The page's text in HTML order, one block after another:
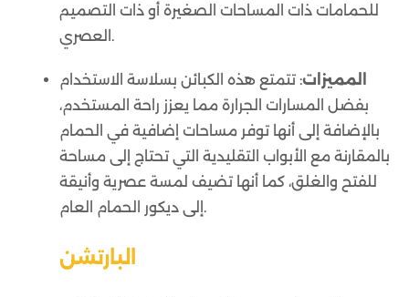
للحمامات ذات المساحات الصغيرة أو ذات التصميم
العصري.
المميزات: تتمتع هذه الكبائن بسلاسة الاستخدام
بفضل المسارات الجرارة مما يعزز راحة المستخدم،
بالإضافة إلى أنها توفر مساحات إضافية في الحمام
بالمقارنة مع الأبواب التقليدية التي تحتاج إلى مساحة
للفتح والغلق، كما أنها تضيف لمسة عصرية وأنيقة
إلى ديكور الحمام العام.
البارتشن